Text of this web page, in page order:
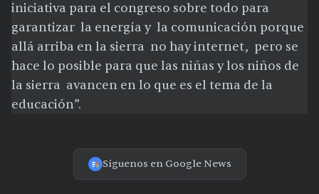
iniciativa para el congreso sobre todo para
garantizar la energía y la comunicación porque
allá arriba en la sierra no hay internet, pero se
hace lo posible para que las niñas y los niños de
la sierra avancen en lo que es el tema de la
educación”.
Síguenos en Google News